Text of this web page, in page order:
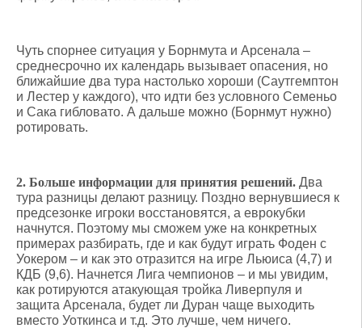
Чуть спорнее ситуация у Борнмута и Арсенала –
среднесрочно их календарь вызывает опасения, но
ближайшие два тура настолько хороши (Саутгемптон
и Лестер у каждого), что идти без условного Семеньо
и Сака гибловато. А дальше можно (Борнмут нужно)
ротировать.
2. Больше информации для принятия решений. Два
тура разницы делают разницу. Поздно вернувшиеся к
предсезонке игроки восстановятся, а еврокубки
начнутся. Поэтому мы сможем уже на конкретных
примерах разбирать, где и как будут играть Фоден с
Уокером – и как это отразится на игре Льюиса (4,7) и
КДБ (9,6). Начнется Лига чемпионов – и мы увидим,
как ротируются атакующая тройка Ливерпуля и
защита Арсенала, будет ли Дуран чаще выходить
вместо Уоткинса и т.д. Это лучше, чем ничего.